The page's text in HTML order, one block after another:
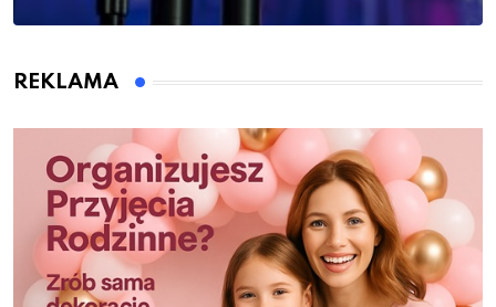
REKLAMA